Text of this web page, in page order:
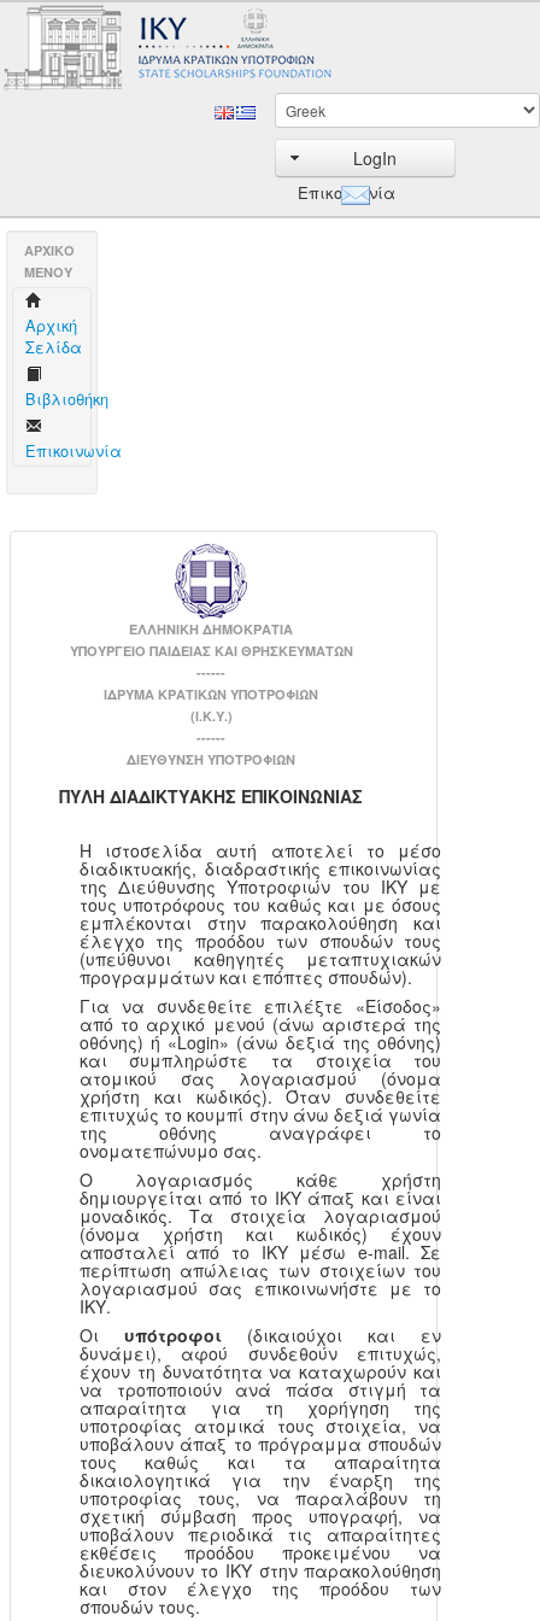
LogIn
Επικοινωνία
AΡΧΙΚΟ
ΜΕΝΟΥ
Aρχική
Σελίδα
Βιβλιοθήκη
Επικοινωνία
ΕΛΛΗΝΙΚΗ ΔΗΜΟΚΡΑΤΙΑ
ΥΠΟΥΡΓΕΙΟ ΠΑΙΔΕΙΑΣ ΚΑΙ ΘΡΗΣΚΕΥΜΑΤΩΝ
------
ΙΔΡΥΜΑ ΚΡΑΤΙΚΩΝ ΥΠΟΤΡΟΦΙΩΝ
(Ι.Κ.Υ.)
------
ΔΙΕΥΘΥΝΣΗ ΥΠΟΤΡΟΦΙΩΝ
ΠΥΛΗ ΔΙΑΔΙΚΤΥΑΚΗΣ ΕΠΙΚΟΙΝΩΝΙΑΣ
Η ιστοσελίδα αυτή αποτελεί το μέσο
διαδικτυακής, διαδραστικής επικοινωνίας
της Διεύθυνσης Υποτροφιών του ΙΚΥ με
τους υποτρόφους του καθώς και με όσους
εμπλέκονται στην παρακολούθηση και
έλεγχο της προόδου των σπουδών τους
(υπεύθυνοι καθηγητές μεταπτυχιακών
προγραμμάτων και επόπτες σπουδών).
Για να συνδεθείτε επιλέξτε «Είσοδος»
από το αρχικό μενού (άνω αριστερά της
οθόνης) ή «Login» (άνω δεξιά της οθόνης)
και συμπληρώστε τα στοιχεία του
ατομικού σας λογαριασμού (όνομα
χρήστη και κωδικός). Όταν συνδεθείτε
επιτυχώς το κουμπί στην άνω δεξιά γωνία
της οθόνης αναγράφει το
ονοματεπώνυμο σας.
Ο λογαριασμός κάθε χρήστη
δημιουργείται από το ΙΚΥ άπαξ και είναι
μοναδικός. Τα στοιχεία λογαριασμού
(όνομα χρήστη και κωδικός) έχουν
αποσταλεί από το ΙΚΥ μέσω e-mail. Σε
περίπτωση απώλειας των στοιχείων του
λογαριασμού σας επικοινωνήστε με το
ΙΚΥ.
Οι υπότροφοι(δικαιούχοι και εν
δυνάμει), αφού συνδεθούν επιτυχώς,
έχουν τη δυνατότητα να καταχωρούν και
να τροποποιούν ανά πάσα στιγμή τα
απαραίτητα για τη χορήγηση της
υποτροφίας ατομικά τους στοιχεία, να
υποβάλουν άπαξ το πρόγραμμα σπουδών
τους καθώς και τα απαραίτητα
δικαιολογητικά για την έναρξη της
υποτροφίας τους, να παραλάβουν τη
σχετική σύμβαση προς υπογραφή, να
υποβάλουν περιοδικά τις απαραίτητες
εκθέσεις προόδου προκειμένου να
διευκολύνουν το ΙΚΥ στην παρακολούθηση
και στον έλεγχο της προόδου των
σπουδών τους.